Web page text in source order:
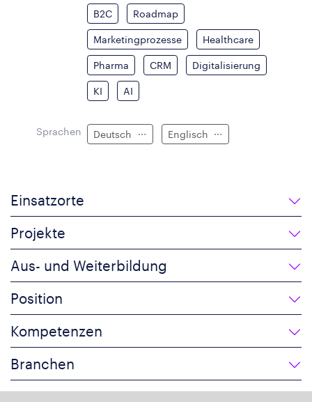
B2C Roadmap
Marketingprozesse Healthcare
Pharma CRM Digitalisierung
KI AI
Sprachen Deutsch Englisch
Einsatzorte
Projekte
Aus- und Weiterbildung
Position
Kompetenzen
Branchen